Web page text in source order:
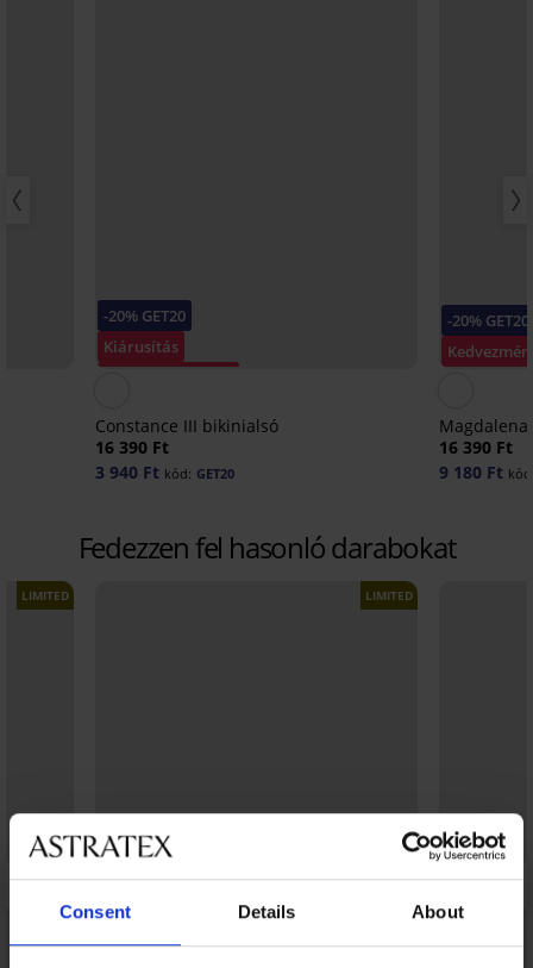
Consent Details About
-20% GET20
Kiárusítás
Constance III bikinialsó
16 390 Ft
3 940 Ft kód: GET20
-20% GET20
16 390 Ft
9 180 Ft
Fedezzen fel hasonló darabokat
LIMITED LIMITED